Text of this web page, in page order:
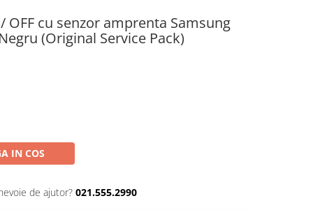
OFF cu senzor amprenta Samsung
(Original Service Pack)
IN COS
de ajutor? 021.555.2990